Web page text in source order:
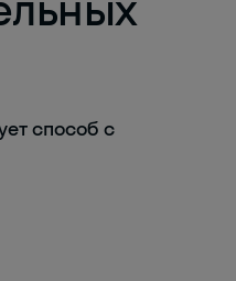
способ с